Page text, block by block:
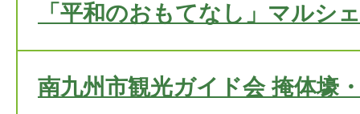
「平和のおもてなし」マルシ
南九州市観光ガイド会 掩体壕